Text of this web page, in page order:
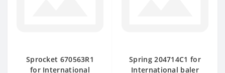
Sprocket 670563R1
for International
Spring 204714C1 for
International baler